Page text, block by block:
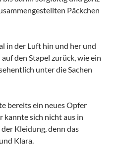
Päckchen
in der Luft hin und her und
den Stapel zurück, wie ein
unter die Sachen
bereits ein neues Opfer
kannte sich nicht aus in
Kleidung, denn das
Klara.